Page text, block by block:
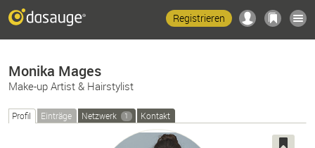
Registrieren
Monika Mages
Make-up Artist & Hairstylist
Profil Einträge Netzwerk 1 Kontakt